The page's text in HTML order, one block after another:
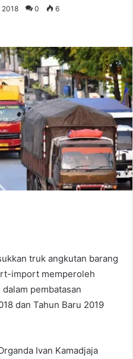
2018 0 6
truk angkutan barang
import memperoleh
pembatasan
dan Tahun Baru 2019
Ivan Kamadjaja